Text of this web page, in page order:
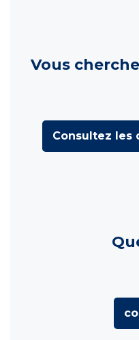
Vous
Consultez les